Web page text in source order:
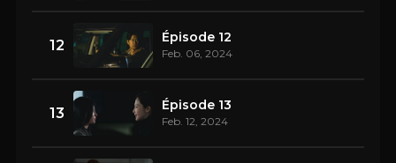
12 Épisode 12
Feb. 06, 2024
13 Épisode 13
Feb. 12, 2024